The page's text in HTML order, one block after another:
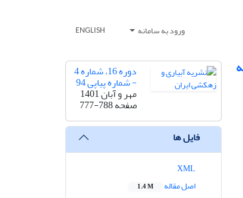
ورود به سامانه ENGLISH
دوره 16، شماره 4
- شماره پیاپی 94
مهر و آبان 1401
صفحه777-788
فایل ها
اصل مقاله
1.4 M